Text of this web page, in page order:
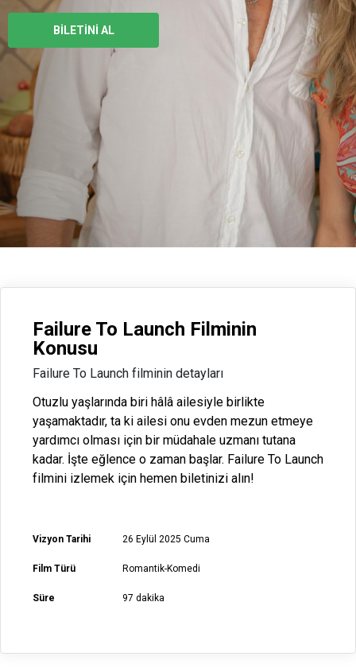
BİLETİNİ AL
Failure To Launch Filminin
Konusu
Failure To Launch filminin detayları
Otuzlu yaşlarında biri hâlâ ailesiyle birlikte
yaşamaktadır, ta ki ailesi onu evden mezun etmeye
yardımcı olması için bir müdahale uzmanı tutana
kadar. İşte eğlence o zaman başlar. Failure To Launch
filmini izlemek için hemen biletinizi alın!
Vizyon Tarihi 26 Eylül 2025 Cuma
Film Türü Romantik-Komedi
Süre 97 dakika